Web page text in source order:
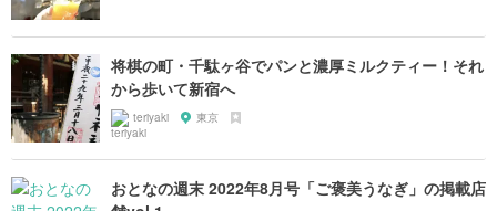
将棋の町・千駄ヶ谷でパンと濃厚ミルクティー！それ
から歩いて新宿へ
teriyaki 東京
おとなの週末 2022年8月号「ご褒美うなぎ」の掲載店